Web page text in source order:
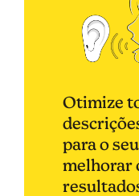
Otimize
para o
melhorar